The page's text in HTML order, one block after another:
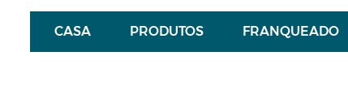
CASA PRODUTOS FRANQUEADO